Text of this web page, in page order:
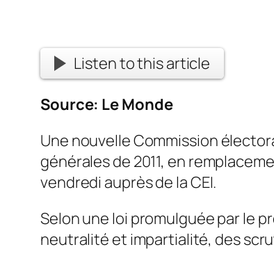
Listen to this article
Source: Le Monde
Une nouvelle Commission
générales de 2011, en
vendredi auprès de la CEI.
Selon une loi promulguée par le
neutralité et impartialité, des